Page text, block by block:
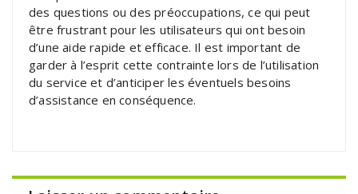
des questions ou des préoccupations, ce qui peut
être frustrant pour les utilisateurs qui ont besoin
d’une aide rapide et efficace. Il est important de
garder à l’esprit cette contrainte lors de l’utilisation
du service et d’anticiper les éventuels besoins
d’assistance en conséquence.